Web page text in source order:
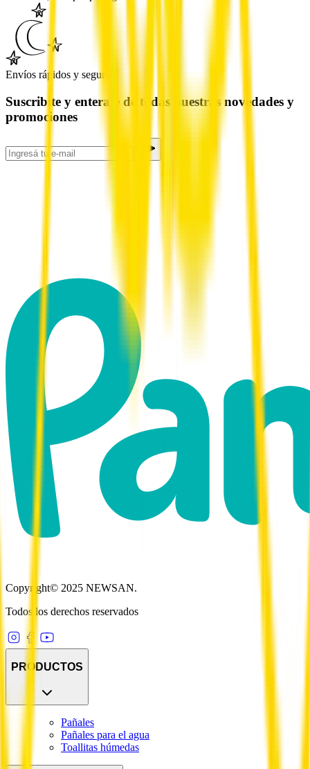
Envíos rápidos y seguros
Suscribite y enterate de todas nuestras novedades y
promociones
Copyright© 2025 NEWSAN.
Todos los derechos reservados
PRODUCTOS
Pañales
Pañales para el agua
Toallitas húmedas